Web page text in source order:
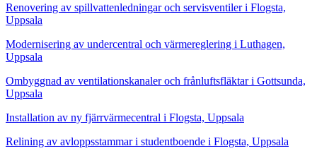
Renovering av spillvattenledningar och servisventiler i Flogsta,
Uppsala
Modernisering av undercentral och värmereglering i Luthagen,
Uppsala
Ombyggnad av ventilationskanaler och frånluftsfläktar i Gottsunda,
Uppsala
Installation av ny fjärrvärmecentral i Flogsta, Uppsala
Relining av avloppsstammar i studentboende i Flogsta, Uppsala